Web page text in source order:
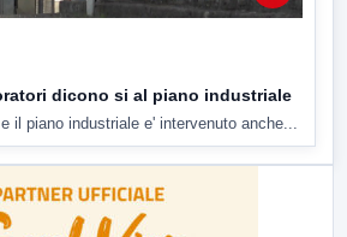
dicono si al piano industriale
il piano industriale e' intervenuto anche...